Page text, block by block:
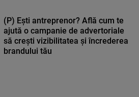
(P) Ești antreprenor? Află cum te
ajută o campanie de advertoriale
să crești vizibilitatea și încrederea
brandului tău